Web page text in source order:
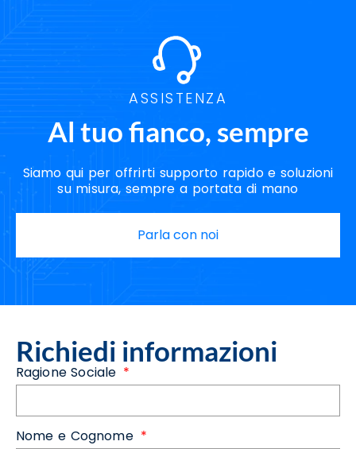
ASSISTENZA
Al tuo fianco, sempre
Siamo qui per offrirti supporto rapido e soluzioni
su misura, sempre a portata di mano
Parla con noi
Richiedi informazioni
Ragione Sociale
Nome e Cognome